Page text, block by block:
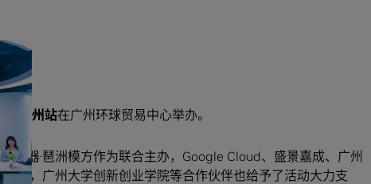
示广州站在广州环球贸易中心举办。
化器·琶洲模方作为联合主办，Google Cloud、盛景嘉成、广州
办，广州大学创新创业学院等合作伙伴也给予了活动大力支